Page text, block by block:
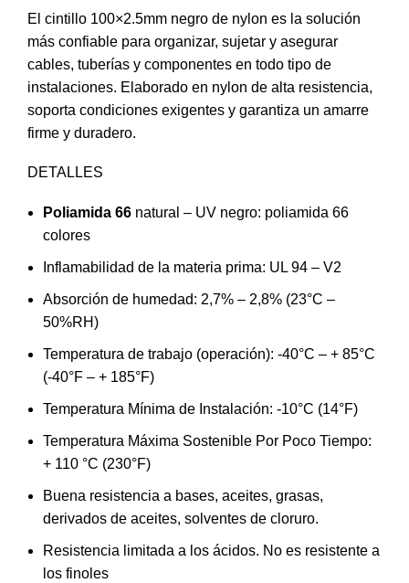
El cintillo 100×2.5mm negro de nylon es la solución
más confiable para organizar, sujetar y asegurar
cables, tuberías y componentes en todo tipo de
instalaciones. Elaborado en nylon de alta resistencia,
soporta condiciones exigentes y garantiza un amarre
firme y duradero.
DETALLES
Poliamida 66 natural – UV negro: poliamida 66
colores
Inflamabilidad de la materia prima: UL 94 – V2
Absorción de humedad: 2,7% – 2,8% (23°C –
50%RH)
Temperatura de trabajo (operación): -40°C – + 85°C
(-40°F – + 185°F)
Temperatura Mínima de Instalación: -10°C (14°F)
Temperatura Máxima Sostenible Por Poco Tiempo:
+ 110 °C (230°F)
Buena resistencia a bases, aceites, grasas,
derivados de aceites, solventes de cloruro.
Resistencia limitada a los ácidos. No es resistente a
los finoles